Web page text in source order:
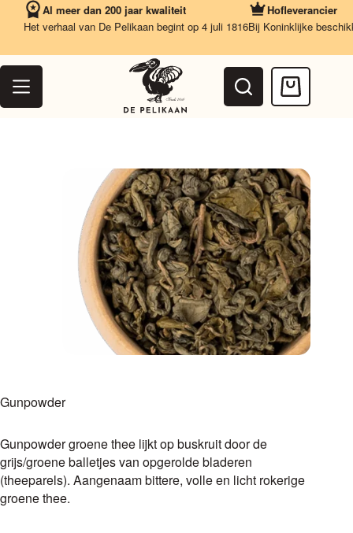
inhoud
Al meer dan 200 jaar kwaliteit
Het verhaal van De Pelikaan begint op 4 juli 1816
Hofleverancier
Bij Koninklijke beschikking
Gunpowder
Gunpowder groene thee lijkt op buskruit door de
grijs/groene balletjes van opgerolde bladeren
(theeparels). Aangenaam bittere, volle en licht rokerige
groene thee.